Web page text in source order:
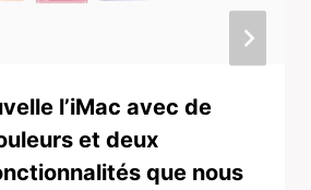
l’iMac avec de
et deux
que nous